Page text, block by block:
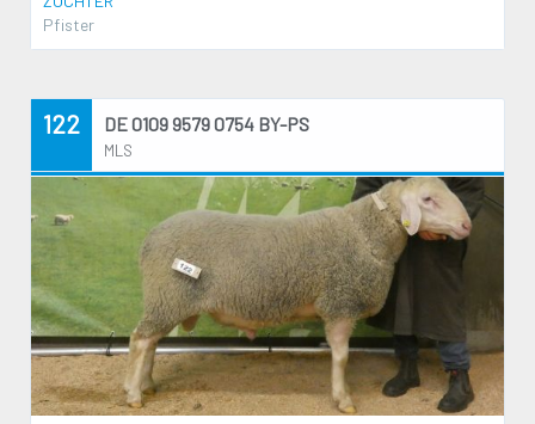
Pfister
122 DE 0109 9579 0754 BY-PS
MLS